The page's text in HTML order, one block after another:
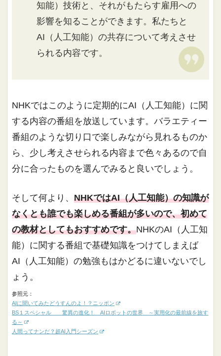
知能）技術と、それがもたらす雇用への
影響を知ることができます。私たちと
AI（人工知能）の共存について考えさせ
られる内容です。
NHKではこのように定期的にAI（人工知能）に関
する内容の番組を放送しています。バラエティー
番組のような切り口で楽しみながら見れるものか
ら、少し考えさせられる内容まで色々あるので自
分に合ったものを選んでみると良いでしょう。
そして何より、NHKではAI（人工知能）の知識が
なくとも誰でも楽しめる番組が多いので、初めて
の教材としてもおすすめです。NHKのAI（人工知
能）に関する番組で基礎知識をつけてしまえば
AI（人工知能）の勉強もはかどるに違いないでし
ょう。
参照元：
AIに聞いてみたどうすんのよ！？ニッポン
BS１スペシャル 驚異の進化！ AIロボットの世界 ～実用化の最前線を旅す
る～
人間ってナンだ？超AI入門シーズン